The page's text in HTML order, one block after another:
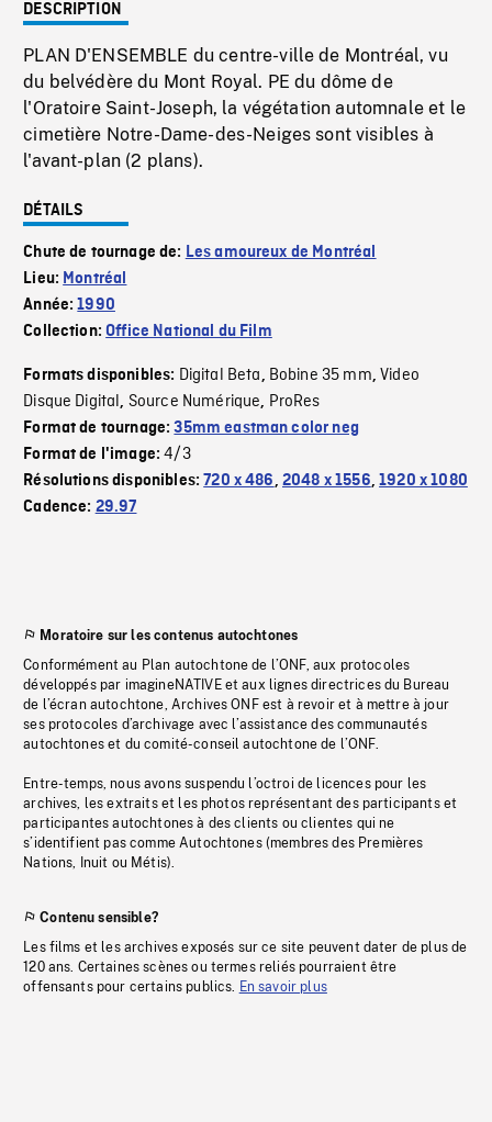
DESCRIPTION
PLAN D'ENSEMBLE du centre-ville de Montréal, vu
du belvédère du Mont Royal. PE du dôme de
l'Oratoire Saint-Joseph, la végétation automnale et le
cimetière Notre-Dame-des-Neiges sont visibles à
l'avant-plan (2 plans).
DÉTAILS
Chute de tournage de: Les amoureux de Montréal
Lieu: Montréal
Année:1990
Collection:Office National du Film
Formats disponibles: Digital Beta, Bobine 35 mm,Video
Disque Digital, Source Numérique, ProRes
Format de tournage:35mm eastman color neg
Format de l'image:4/3
Résolutions disponibles:720 x 486, 2048 x 1556,1920 x 1080
Cadence: 29.97
Moratoire sur les contenus autochtones
Conformément au Plan autochtone de l’ONF, aux protocoles
développés par imagineNATIVE et aux lignes directrices du Bureau
de l’écran autochtone, Archives ONF est à revoir et à mettre à jour
ses protocoles d’archivage avec l’assistance des communautés
autochtones et du comité-conseil autochtone de l’ONF.
Entre-temps, nous avons suspendu l’octroi de licences pour les
archives, les extraits et les photos représentant des participants et
participantes autochtones à des clients ou clientes qui ne
s’identifient pas comme Autochtones (membres des Premières
Nations, Inuit ou Métis).
Contenu sensible?
Les films et les archives exposés sur ce site peuvent dater de plus de
120 ans. Certaines scènes ou termes reliés pourraient être
offensants pour certains publics. En savoir plus